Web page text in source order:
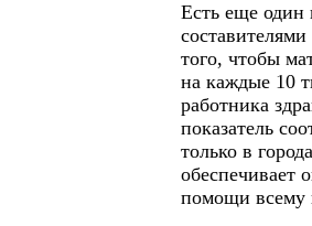
Есть еще
того, чтобы
на каждые 10
работника
показатель
только в
обеспечивает
помощи всему